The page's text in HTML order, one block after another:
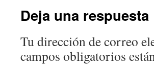
Deja una respuesta
Tu dirección de correo
campos obligatorios